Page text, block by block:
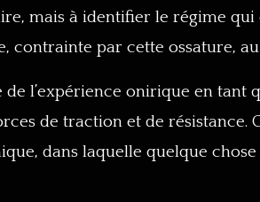
mais à identifier le régime qui
contrainte par cette ossature,
de l’expérience onirique en tant
de traction et de résistance.
dans laquelle quelque chose